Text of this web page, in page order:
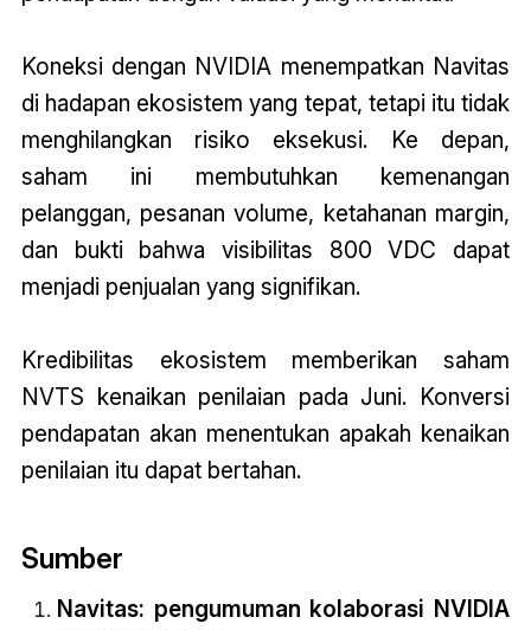
Koneksi dengan NVIDIA menempatkan Navitas
di hadapan ekosistem yang tepat, tetapi itu tidak
menghilangkan risiko eksekusi. Ke depan,
saham ini membutuhkan kemenangan
pelanggan, pesanan volume, ketahanan margin,
dan bukti bahwa visibilitas 800 VDC dapat
menjadi penjualan yang signifikan.
Kredibilitas ekosistem memberikan saham
NVTS kenaikan penilaian pada Juni. Konversi
pendapatan akan menentukan apakah kenaikan
penilaian itu dapat bertahan.
Sumber
Navitas: pengumuman kolaborasi NVIDIA